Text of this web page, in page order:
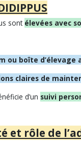
sont élevées avec
ou boîte d’élevage
claires de
d’un suivi
et rôle de